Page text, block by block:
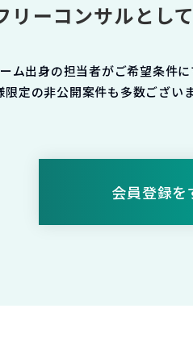
リーコンサルとし
ム出身の担当者がご希望条件
限定の非公開案件も多数ござい
会員登録を